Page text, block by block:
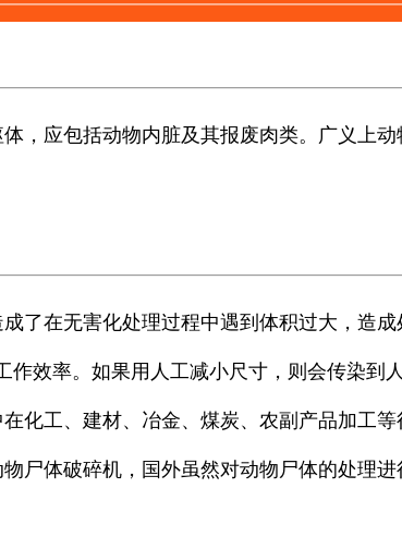
，应包括动物内脏及其报废肉类。广义上
了在无害化处理过程中遇到体积过大，
效率。如果用人工减小尺寸，则会传染到
化工、建材、冶金、煤炭、农副产品加工等
尸体破碎机，国外虽然对动物尸体的处理